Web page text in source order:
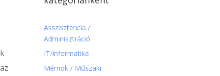
Asszisztencia /
Adminisztráció
IT/informatika
Mérnök / Műszaki